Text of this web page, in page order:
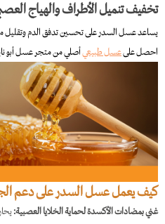
تخفيف تنميل الأطراف والهياج
يساعد عسل السدر على تحسين تدفق الدم وتقليل
احصل علىعسل طبيعيأصلي من متجر عسل أبو
كيف يعمل عسل السدر على دعم
غني بمضادات الأكسدة لحماية الخلايا العصبية: